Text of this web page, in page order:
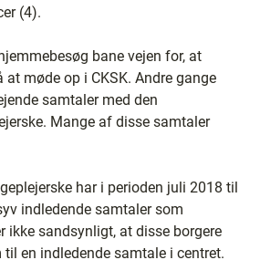
(4).
bane vejen for, at
at møde op i CKSK. Andre gange
samtaler med den
Mange af disse samtaler
har i perioden juli 2018 til
indledende samtaler som
ikke sandsynligt, at disse borgere
en indledende samtale i centret.